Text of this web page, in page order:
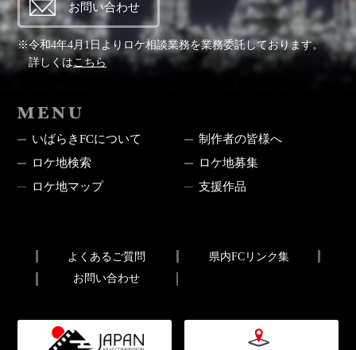
お問い合わせ
※令和4年4月1日よりロケ相談業務を業務委託しております。
詳しくはこちら
いばらきFCについて
制作者の皆様へ
ロケ地検索
ロケ地募集
ロケ地マップ
支援作品
よくあるご質問
県内FCリンク集
お問い合わせ